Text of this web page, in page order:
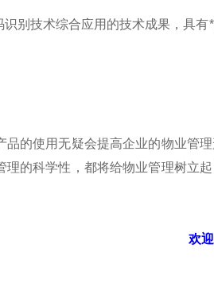
技术综合应用的技术成果，具有*
使用无疑会提高企业的物业管理
的科学性，都将给物业管理树立
欢